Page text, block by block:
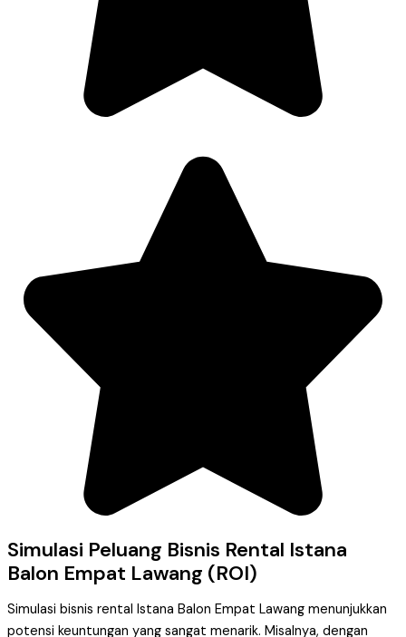
Simulasi Peluang Bisnis Rental Istana
Balon Empat Lawang (ROI)
Simulasi bisnis rental Istana Balon Empat Lawang menunjukkan
potensi keuntungan yang sangat menarik. Misalnya, dengan